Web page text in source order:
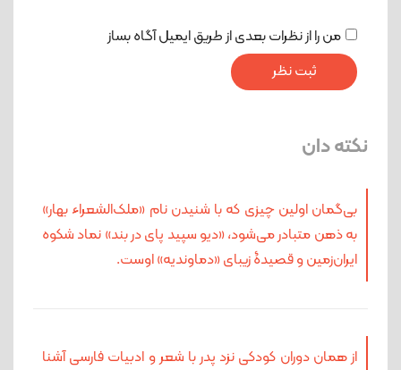
من را از نظرات بعدی از طریق ایمیل آگاه بساز
نکته دان
بی‌گمان اولین چیزی که با شنیدن نام «ملک‌الشعراء بهار»
به ذهن متبادر می‌شود، «دیو سپید پای‌ در بند» نماد شکوه
ایران‌زمین و قصیدۀ زیبای «دماوندیه» اوست.
از همان دوران کودکی نزد پدر با شعر و ادبیات فارسی آشنا